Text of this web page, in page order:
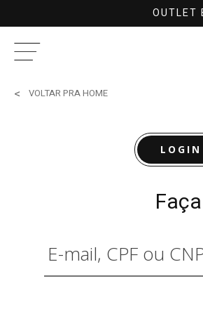
ACIMA DE R$299,90 PARA
VOLTAR PRA HOME
LOGIN